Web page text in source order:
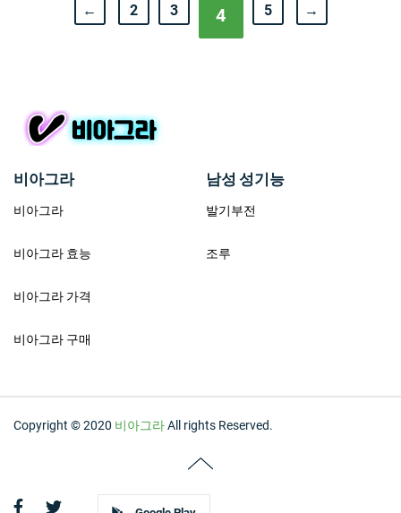
← 2 3 4 5 →
비아그라
비아그라
비아그라 효능
비아그라 가격
비아그라 구매
남성 성기능
발기부전
조루
Copyright © 2020 비아그라All rights Reserved.